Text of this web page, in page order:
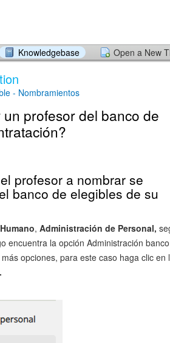
Knowledgebase Open a New
- Nombramientos
profesor del banco de
profesor a nombrar se
banco de elegibles de su
, Administración de Personal,
encuentra la opción Administración
opciones, para este caso haga clic en